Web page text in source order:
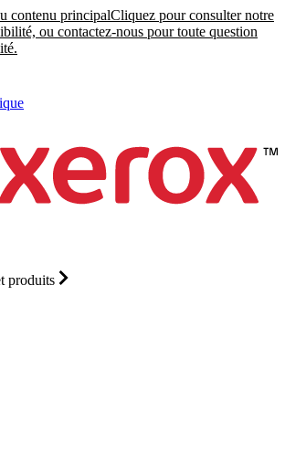
contenu principalCliquez pour consulter notre
ou contactez-nous pour toute question
produits